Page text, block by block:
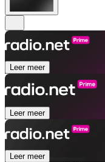
Leer meer
Leer meer
Leer meer